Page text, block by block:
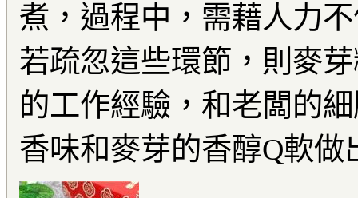
煮，過程中，需藉人力
若疏忽這些環節，則麥
的工作經驗，和老闆的
香味和麥芽的香醇Q軟